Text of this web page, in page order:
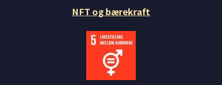
NFT og bærekraft